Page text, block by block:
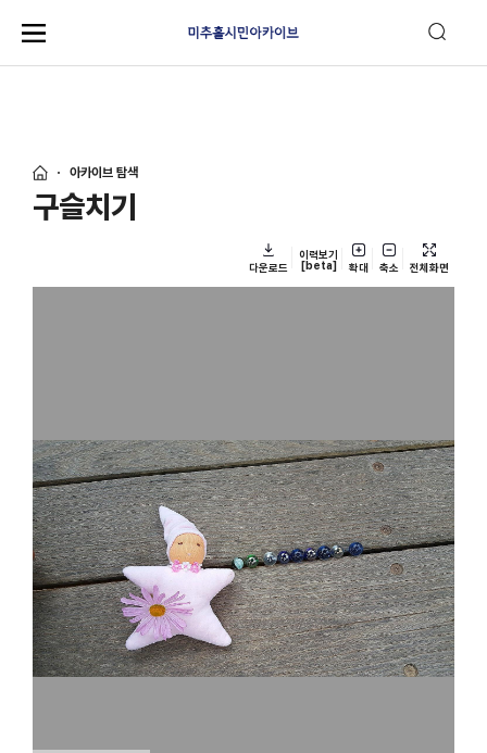
아카이브 탐색
구슬치기
다운로드
이력보기
[beta]
확대 축소 전체화면